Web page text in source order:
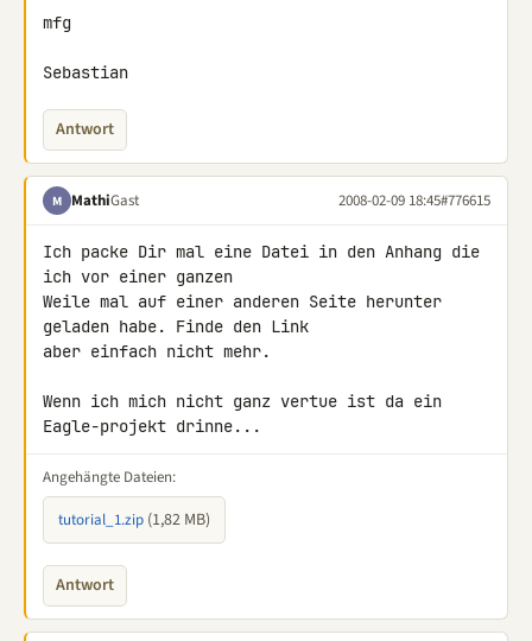
mfg
Sebastian
Antwort
M MathiGast 2008-02-09 18:45#776615
Ich packe Dir mal eine Datei in den Anhang die
ich vor einer ganzen
Weile mal auf einer anderen Seite herunter
geladen habe. Finde den Link
aber einfach nicht mehr.
Wenn ich mich nicht ganz vertue ist da ein
Eagle-projekt drinne...
Angehängte Dateien:
tutorial_1.zip (1,82 MB)
Antwort